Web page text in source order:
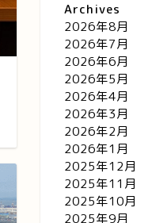
Archives
2026年8月
2026年7月
2026年6月
2026年5月
2026年4月
2026年3月
2026年2月
2026年1月
2025年12月
2025年11月
2025年10月
2025年9月